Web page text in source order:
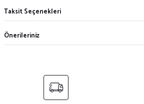
Taksit Seçenekleri
Önerileriniz